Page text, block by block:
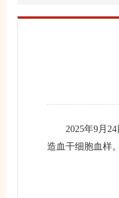
2025年9月24
造血干细胞血样。